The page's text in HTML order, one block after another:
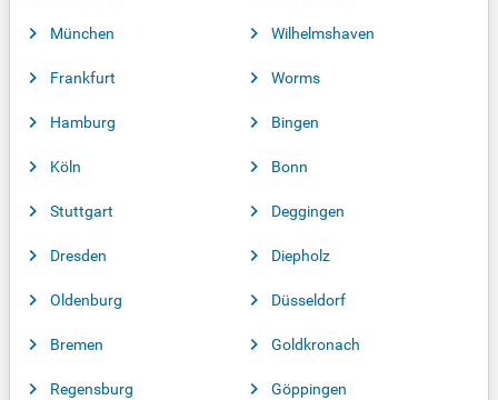
München
Frankfurt
Hamburg
Köln
Stuttgart
Dresden
Oldenburg
Bremen
Regensburg
Wilhelmshaven
Worms
Bingen
Bonn
Deggingen
Diepholz
Düsseldorf
Goldkronach
Göppingen